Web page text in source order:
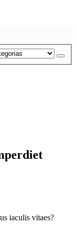
iaculis vitaes?